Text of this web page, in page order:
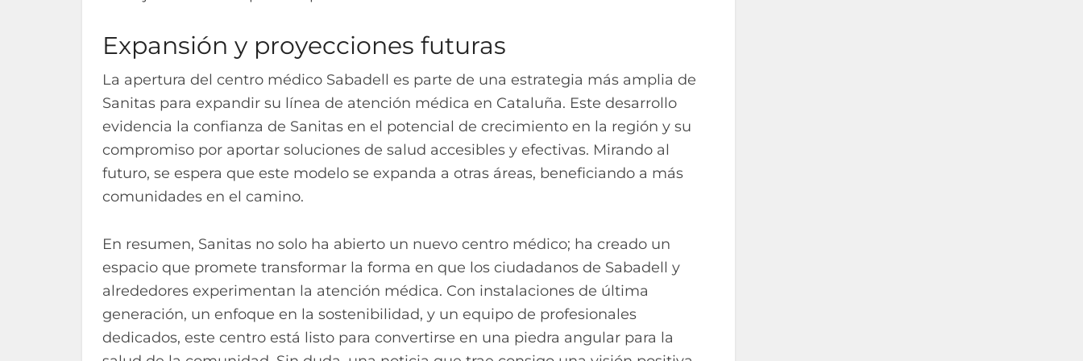
Expansión y proyecciones futuras
La apertura del centro médico Sabadell es parte de una estrategia más amplia de
Sanitas para expandir su línea de atención médica en Cataluña. Este desarrollo
evidencia la confianza de Sanitas en el potencial de crecimiento en la región y su
compromiso por aportar soluciones de salud accesibles y efectivas. Mirando al
futuro, se espera que este modelo se expanda a otras áreas, beneficiando a más
comunidades en el camino.
En resumen, Sanitas no solo ha abierto un nuevo centro médico; ha creado un
espacio que promete transformar la forma en que los ciudadanos de Sabadell y
alrededores experimentan la atención médica. Con instalaciones de última
generación, un enfoque en la sostenibilidad, y un equipo de profesionales
dedicados, este centro está listo para convertirse en una piedra angular para la